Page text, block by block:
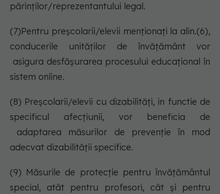
părinților/reprezentantului legal.
(7)Pentru preșcolarii/elevii menționați la alin.(6),
conducerile unităţilor de învăţământ vor
asigura desfășurarea procesului educaţional în
sistem online.
(8) Preșcolarii/elevii cu dizabilităţi, in functie de
specificul afecţiunii, vor beneficia de
adaptarea măsurilor de prevenţie în mod
adecvat dizabilităţii specifice.
(9) Măsurile de protecţie pentru învăţământul
special, atât pentru profesori, cât şi pentru